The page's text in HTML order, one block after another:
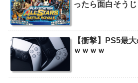
ったら面白そうじ
【衝撃】PS5最
ｗｗｗｗ